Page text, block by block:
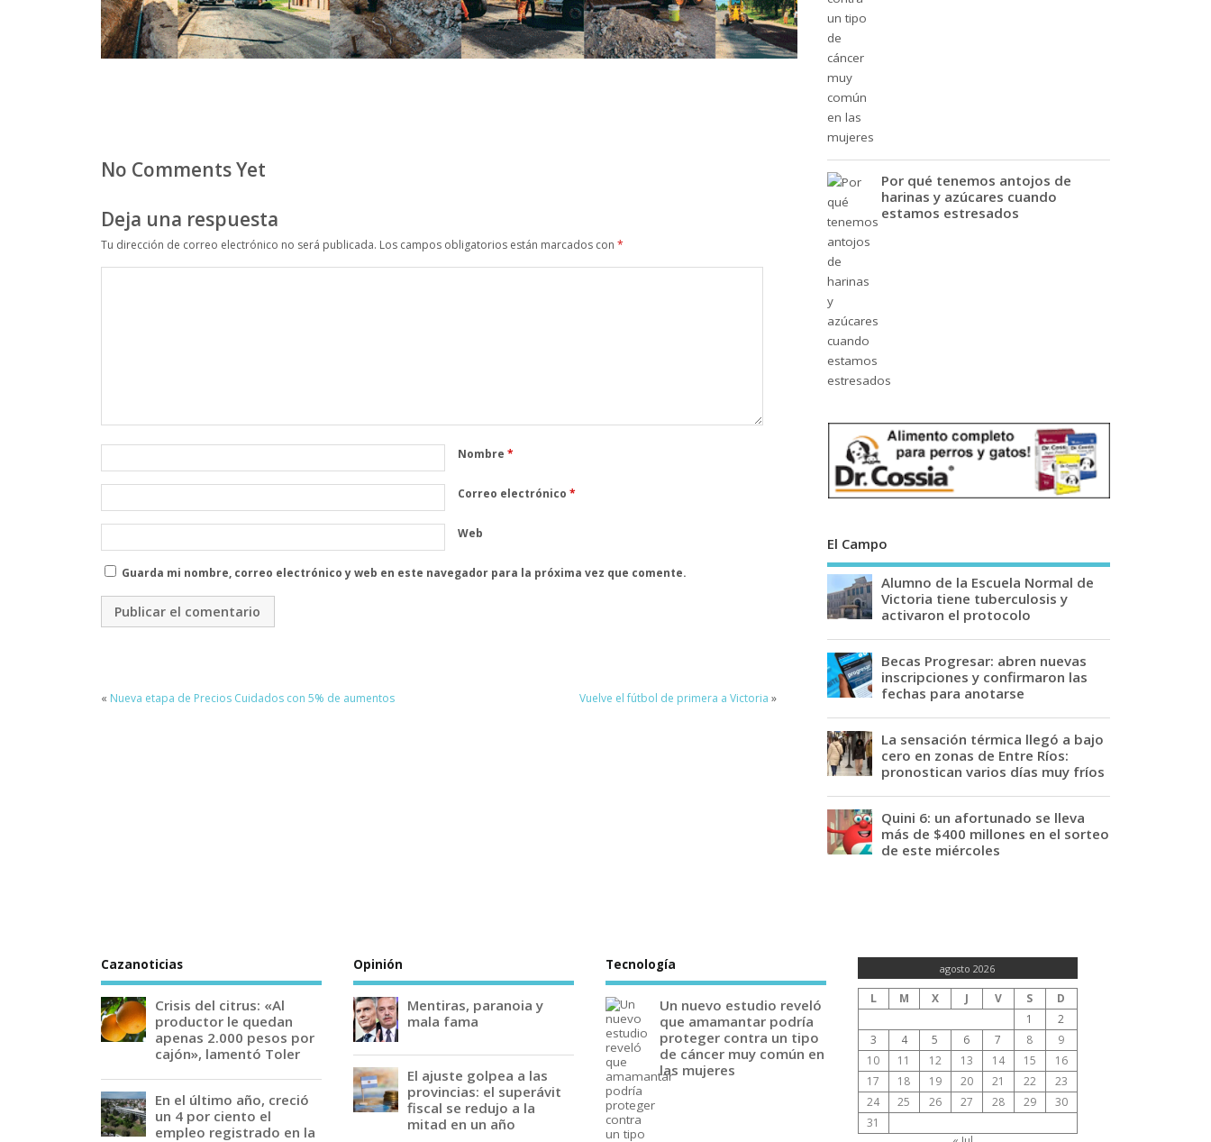
No Comments Yet
Deja una respuesta
Tu dirección de correo electrónico no será publicada. Los campos obligatorios están marcados con *
Nombre *
Correo electrónico *
Web
Guarda mi nombre, correo electrónico y web en este navegador para la próxima vez que comente.
« Nueva etapa de Precios Cuidados con 5% de aumentos Vuelve el fútbol de primera a Victoria »
Por qué tenemos antojos de
harinas y azúcares cuando
estamos estresados
El Campo
Alumno de la Escuela Normal de
Victoria tiene tuberculosis y
activaron el protocolo
Becas Progresar: abren nuevas
inscripciones y confirmaron las
fechas para anotarse
La sensación térmica llegó a bajo
cero en zonas de Entre Ríos:
pronostican varios días muy fríos
Quini 6: un afortunado se lleva
más de $400 millones en el sorteo
de este miércoles
Cazanoticias
Crisis del citrus: «Al
productor le quedan
apenas 2.000 pesos por
cajón», lamentó Toler
En el último año, creció
un 4 por ciento el
empleo registrado en la
Opinión
Mentiras, paranoia y
mala fama
El ajuste golpea a las
provincias: el superávit
fiscal se redujo a la
mitad en un año
Tecnología
Un nuevo estudio reveló
que amamantar podría
proteger contra un tipo
de cáncer muy común en
las mujeres
agosto 2026
L M X J V S
D
1
2
3
4 5 6 7 8
9
10
11 12 13 14 15
16
17
18 19 20 21 22
23
24
25 26 27 28 29
30
31